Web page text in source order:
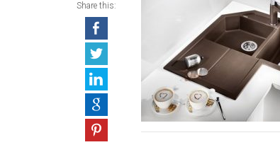
Share this: